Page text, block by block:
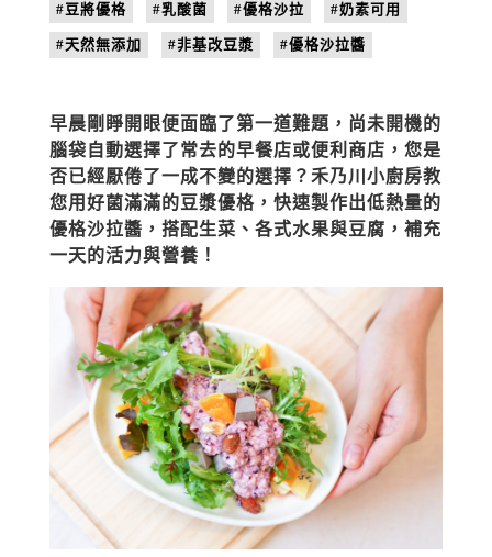
#豆將優格 #乳酸菌 #優格沙拉 #奶素可用
#天然無添加 #非基改豆漿 #優格沙拉醬
早晨剛睜開眼便面臨了第一道難題，尚未開機的
腦袋自動選擇了常去的早餐店或便利商店，您是
否已經厭倦了一成不變的選擇？禾乃川小廚房教
您用好菌滿滿的豆漿優格，快速製作出低熱量的
優格沙拉醬，搭配生菜、各式水果與豆腐，補充
一天的活力與營養！